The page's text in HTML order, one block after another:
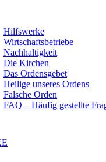
Hilfswerke
Wirtschaftsbetriebe
Nachhaltigkeit
Die Kirchen
Das Ordensgebet
Heilige unseres Ordens
Falsche Orden
FAQ – Häufig gestellte